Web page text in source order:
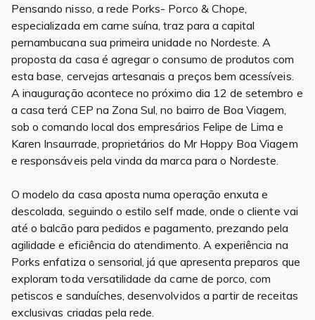
Pensando nisso, a rede Porks- Porco & Chope,
especializada em carne suína, traz para a capital
pernambucana sua primeira unidade no Nordeste. A
proposta da casa é agregar o consumo de produtos com
esta base, cervejas artesanais a preços bem acessíveis.
A inauguração acontece no próximo dia 12 de setembro e
a casa terá CEP na Zona Sul, no bairro de Boa Viagem,
sob o comando local dos empresários Felipe de Lima e
Karen Insaurrade, proprietários do Mr Hoppy Boa Viagem
e responsáveis pela vinda da marca para o Nordeste.
O modelo da casa aposta numa operação enxuta e
descolada, seguindo o estilo self made, onde o cliente vai
até o balcão para pedidos e pagamento, prezando pela
agilidade e eficiência do atendimento. A experiência na
Porks enfatiza o sensorial, já que apresenta preparos que
exploram toda versatilidade da carne de porco, com
petiscos e sanduíches, desenvolvidos a partir de receitas
exclusivas criadas pela rede.